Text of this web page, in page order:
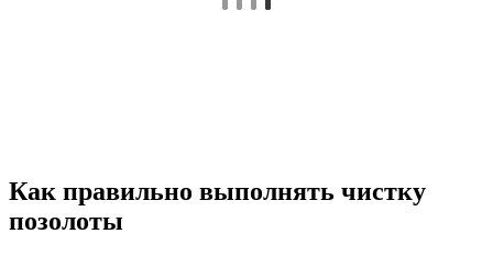
Как правильно выполнять чистку
позолоты